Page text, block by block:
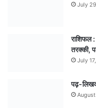
July
राशिफल :
तरक्की,
July
पढ़-